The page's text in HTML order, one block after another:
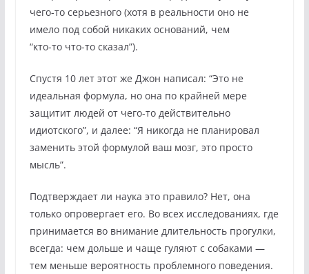
чего-то серьезного (хотя в реальности оно не
имело под собой никаких оснований, чем
“кто-то что-то сказал”).
Спустя 10 лет этот же Джон написал: “Это не
идеальная формула, но она по крайней мере
защитит людей от чего-то действительно
идиотского”, и далее: “Я никогда не планировал
заменить этой формулой ваш мозг, это просто
мысль”.
Подтверждает ли наука это правило? Нет, она
только опровергает его. Во всех исследованиях, где
принимается во внимание длительность прогулки,
всегда: чем дольше и чаще гуляют с собаками —
тем меньше вероятность проблемного поведения.